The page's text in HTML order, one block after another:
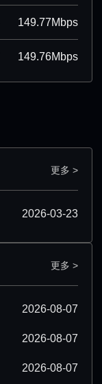
149.77Mbps
149.76Mbps
更多 >
2026-03-23
更多 >
2026-08-07
2026-08-07
2026-08-07